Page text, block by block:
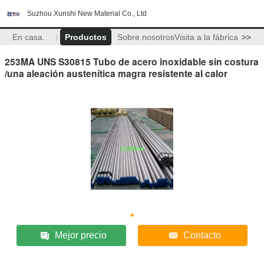
Suzhou Xunshi New Material Co., Ltd
En casa. Productos Sobre nosotrosVisita a la fábrica >>
253MA UNS S30815 Tubo de acero inoxidable sin costura
/una aleación austenítica magra resistente al calor
Mejor precio Contacto